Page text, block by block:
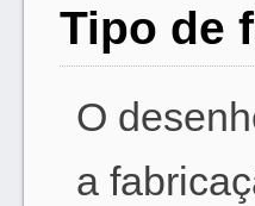
Tipo de
O
a